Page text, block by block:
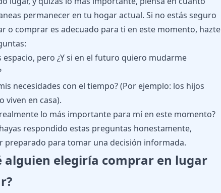
permanecer en tu hogar actual. Si no estás seguro
o comprar es adecuado para ti en este momento, hazte
espacio, pero ¿Y si en el futuro quiero mudarme
necesidades con el tiempo? (Por ejemplo: los hijos
viven en casa).
lo más importante para mí en este momento?
respondido estas preguntas honestamente,
preparado para tomar una decisión informada.
alguien elegiría comprar en lugar